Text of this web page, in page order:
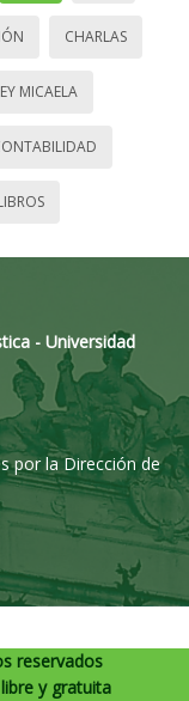
CHARLAS
MICAELA
- Universidad
por la Dirección de
reservados
y gratuita